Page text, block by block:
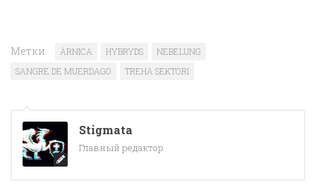
Метки: ÀRNICA HYBRYDS
NEBELUNG
SANGRE DE MUERDAGO
TREHA SEKTORI
Stigmata
Главный редактор